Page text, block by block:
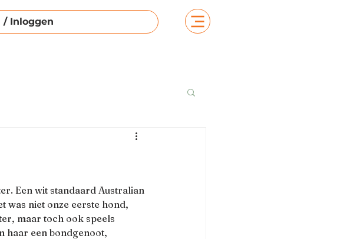
/ Inloggen
Een wit standaard Australian
was niet onze eerste hond,
maar toch ook speels
haar een bondgenoot,